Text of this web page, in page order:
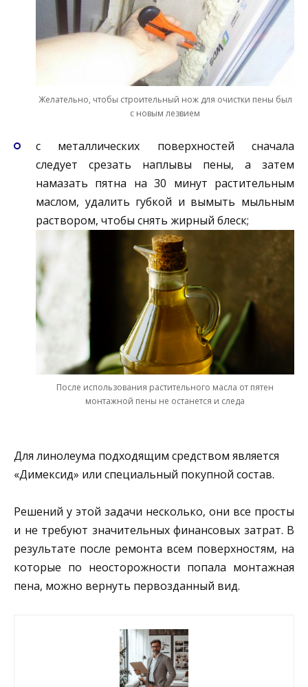
Желательно, чтобы строительный нож для очистки пены был
с новым лезвием
с металлических поверхностей сначала
следует срезать наплывы пены, а затем
намазать пятна на 30 минут растительным
маслом, удалить губкой и вымыть мыльным
раствором, чтобы снять жирный блеск;
После использования растительного масла от пятен
монтажной пены не останется и следа
Для линолеума подходящим средством является
«Димексид» или специальный покупной состав.
Решений у этой задачи несколько, они все просты
и не требуют значительных финансовых затрат. В
результате после ремонта всем поверхностям, на
которые по неосторожности попала монтажная
пена, можно вернуть первозданный вид.